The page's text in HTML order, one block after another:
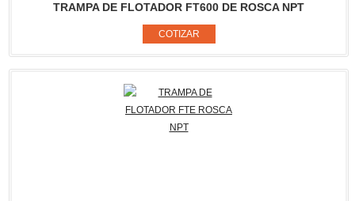
TRAMPA DE FLOTADOR FT600 DE ROSCA NPT